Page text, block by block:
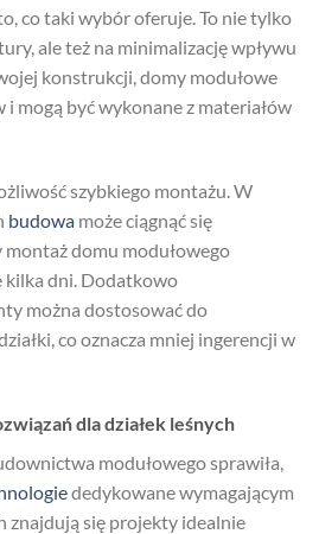
co taki wybór oferuje. To nie tylko
ale też na minimalizację wpływu
konstrukcji, domy modułowe
mogą być wykonane z materiałów
szybkiego montażu. W
budowa może ciągnąć się
montaż domu modułowego
kilka dni. Dodatkowo
można dostosować do
co oznacza mniej ingerencji w
dla działek leśnych
modułowego sprawiła,
dedykowane wymagającym
znajdują się projekty idealnie